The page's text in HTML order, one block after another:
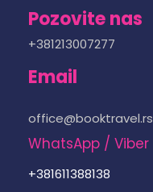
Pozovite nas
+381213007277
Email
office@booktravel.rs
WhatsApp / Viber
+381611388138